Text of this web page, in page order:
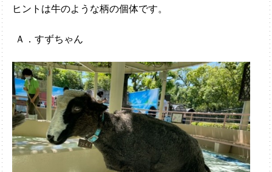
ヒントは牛のような柄の個体です。
Ａ．すずちゃん